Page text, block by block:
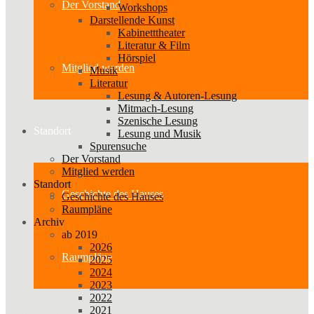
Der Vorstand
Mitglied werden
Standort
Geschichte des Hauses
Raumpläne
Workshops
Darstellende Kunst
Kabinetttheater
Literatur & Film
Hörspiel
Musik
Literatur
Lesung & Autoren-Lesung
Mitmach-Lesung
Szenische Lesung
Lesung und Musik
Spurensuche
Der Vorstand
Mitglied werden
Standort
Geschichte des Hauses
Raumpläne
Archiv
ab 2019
2026
2025
2024
2023
2022
2021